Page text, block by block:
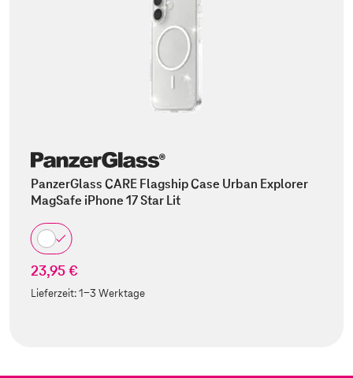
PanzerGlass CARE Flagship Case Urban Explorer
MagSafe iPhone 17 Star Lit
23,95 €
Lieferzeit:1-3 Werktage